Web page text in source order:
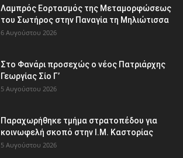
Λαμπρός Εορτασμός της Μεταμορφώσεως
του Σωτήρος στην Παναγία τη Μηλιώτισσα
6 Αυγούστου 2026
Στο Φανάρι προσεχώς ο νέος Πατριάρχης
Γεωργίας Σίο Γ’
5 Αυγούστου 2026
Παραχωρήθηκε τμήμα στρατοπέδου για
κοινωφελή σκοπό στην Ι.Μ. Καστορίας
5 Αυγούστου 2026